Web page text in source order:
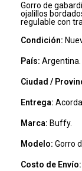
Gorro de
ojalillos
regulable con
Condición:
País: Argentina.
Ciudad /
Entrega:
Marca: Buffy.
Modelo: Gorro
Costo de Envío: